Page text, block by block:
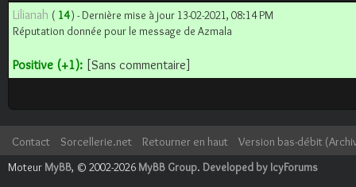
Lilianah ( 14) - Dernière mise à jour 13-02-2021, 08:14 PM
Réputation donnée pour le message de Azmala
Positive (+1): [Sans commentaire]
Contact Sorcellerie.net Retourner en haut
Version bas-débit
Moteur MyBB, © 2002-2026 MyBB Group. Developed by IcyForums